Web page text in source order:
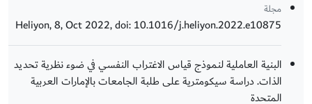
مجلة
Heliyon, 8, Oct 2022, doi: 10.1016/j.heliyon.2022.e10875
البنية العاملية لنموذج قياس الاغتراب النفسي في ضوء نظرية تحديد
الذات. دراسة سيكومترية على طلبة الجامعات بالإمارات العربية
المتحدة